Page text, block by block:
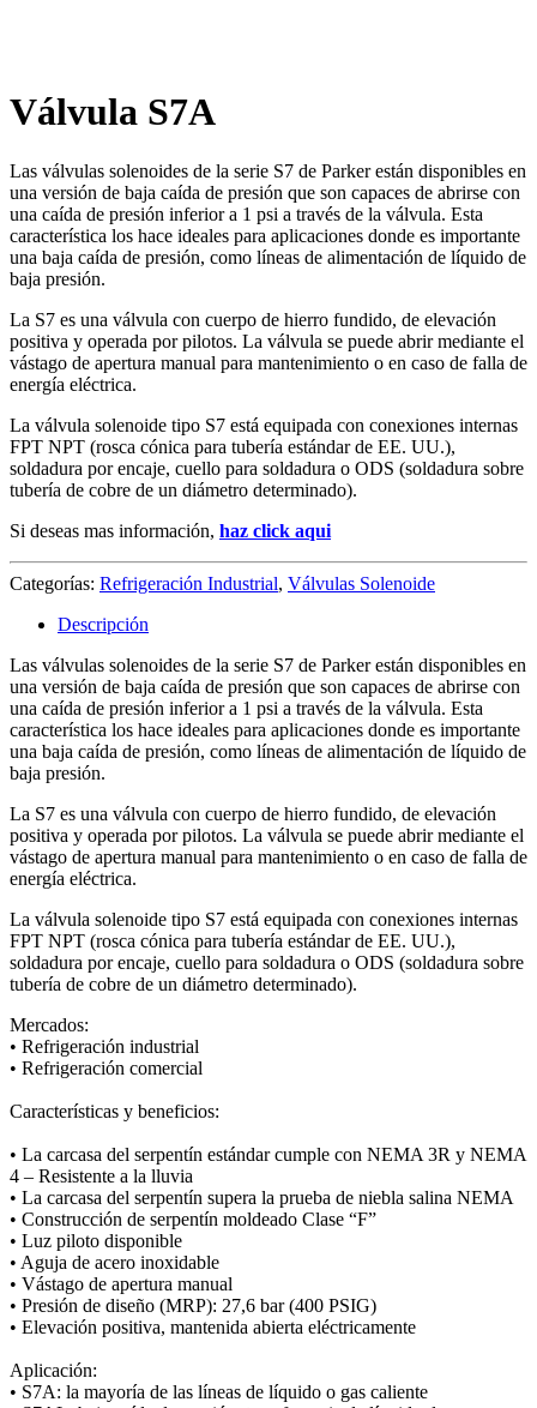
Válvula S7A
Las válvulas solenoides de la serie S7 de Parker están disponibles en
una versión de baja caída de presión que son capaces de abrirse con
una caída de presión inferior a 1 psi a través de la válvula. Esta
característica los hace ideales para aplicaciones donde es importante
una baja caída de presión, como líneas de alimentación de líquido de
baja presión.
La S7 es una válvula con cuerpo de hierro fundido, de elevación
positiva y operada por pilotos. La válvula se puede abrir mediante el
vástago de apertura manual para mantenimiento o en caso de falla de
energía eléctrica.
La válvula solenoide tipo S7 está equipada con conexiones internas
FPT NPT (rosca cónica para tubería estándar de EE. UU.),
soldadura por encaje, cuello para soldadura o ODS (soldadura sobre
tubería de cobre de un diámetro determinado).
Si deseas mas información, haz click aqui
Categorías: Refrigeración Industrial, Válvulas Solenoide
Descripción
Las válvulas solenoides de la serie S7 de Parker están disponibles en
una versión de baja caída de presión que son capaces de abrirse con
una caída de presión inferior a 1 psi a través de la válvula. Esta
característica los hace ideales para aplicaciones donde es importante
una baja caída de presión, como líneas de alimentación de líquido de
baja presión.
La S7 es una válvula con cuerpo de hierro fundido, de elevación
positiva y operada por pilotos. La válvula se puede abrir mediante el
vástago de apertura manual para mantenimiento o en caso de falla de
energía eléctrica.
La válvula solenoide tipo S7 está equipada con conexiones internas
FPT NPT (rosca cónica para tubería estándar de EE. UU.),
soldadura por encaje, cuello para soldadura o ODS (soldadura sobre
tubería de cobre de un diámetro determinado).
Mercados:
• Refrigeración industrial
• Refrigeración comercial
Características y beneficios:
• La carcasa del serpentín estándar cumple con NEMA 3R y NEMA
4 – Resistente a la lluvia
• La carcasa del serpentín supera la prueba de niebla salina NEMA
• Construcción de serpentín moldeado Clase “F”
• Luz piloto disponible
• Aguja de acero inoxidable
• Vástago de apertura manual
• Presión de diseño (MRP): 27,6 bar (400 PSIG)
• Elevación positiva, mantenida abierta eléctricamente
Aplicación:
• S7A: la mayoría de las líneas de líquido o gas caliente